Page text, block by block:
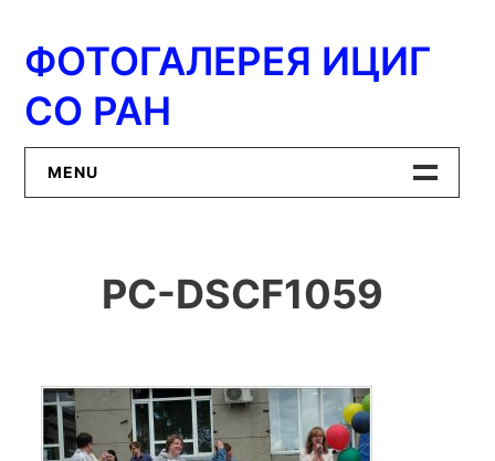
содержимому
ФОТОГАЛЕРЕЯ ИЦИГ
СО РАН
MENU
ИЦиГ СО РАН
PC-DSCF1059